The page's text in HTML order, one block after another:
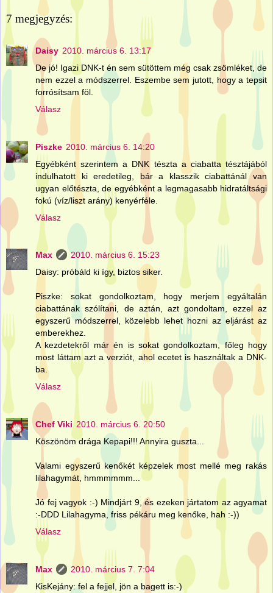
7 megjegyzés:
Daisy 2010. március 6. 13:17
De jó! Igazi DNK-t én sem sütöttem még csak zsömléket, de
nem ezzel a módszerrel. Eszembe sem jutott, hogy a tepsit
forrósítsam föl.
Válasz
Piszke 2010. március 6. 14:20
Egyébként szerintem a DNK tészta a ciabatta tésztájából
indulhatott ki eredetileg, bár a klasszik ciabattánál van
ugyan előtészta, de egyébként a legmagasabb hidratáltsági
fokú (víz/liszt arány) kenyérféle.
Válasz
Max
2010. március 6. 15:23
Daisy: próbáld ki így, biztos siker.
Piszke: sokat gondolkoztam, hogy merjem egyáltalán
ciabattának szólítani, de aztán, azt gondoltam, ezzel az
egyszerű módszerrel, közelebb lehet hozni az eljárást az
emberekhez.
A kezdetekről már én is sokat gondolkoztam, főleg hogy
most láttam azt a verziót, ahol ecetet is használtak a DNK-
ba.
Válasz
Chef Viki 2010. március 6. 20:50
Köszönöm drága Kepapi!!! Annyira guszta...
Valami egyszerű kenőkét képzelek most mellé meg rakás
lilahagymát, hmmmmmm...
Jó fej vagyok :-) Mindjárt 9, és ezeken jártatom az agyamat
:-DDD Lilahagyma, friss pékáru meg kenőke, hah :-))
Válasz
Max
2010. március 7. 7:04
KisKejány: fel a fejjel, jön a bagett is:-)